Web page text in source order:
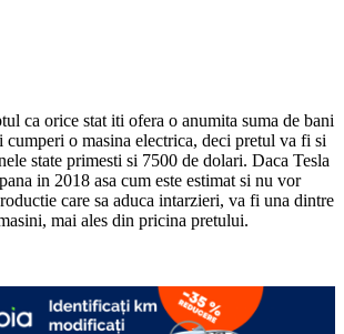
ca orice stat iti ofera o anumita suma de bani
cumperi o masina electrica, deci pretul va fi si
state primesti si 7500 de dolari. Daca Tesla
in 2018 asa cum este estimat si nu vor
care sa aduca intarzieri, va fi una dintre
mai ales din pricina pretului.